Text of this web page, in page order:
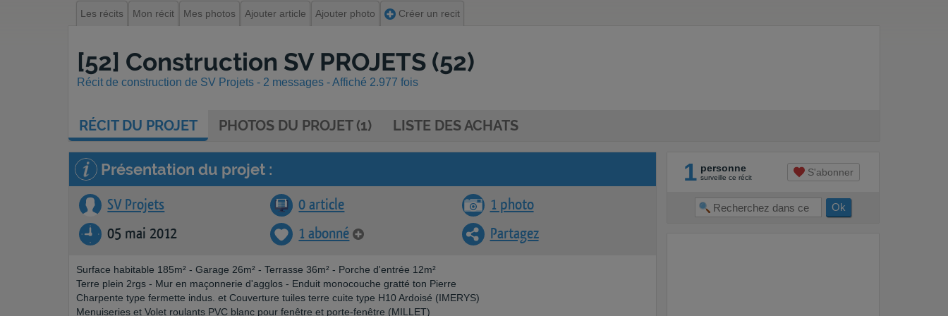
Les récits Mon récit Mes photos Ajouter article Ajouter photo Créer un recit
[52] Construction SV PROJETS (52)
Récit de construction de SV Projets - 2 messages - Affiché 2.977 fois
RÉCITDU PROJET PHOTOS DU PROJET (1) LISTE DES ACHATS
Présentation du projet :
SV Projets 0 article
1 photo
05 mai 2012
1 abonné Partagez
Surface habitable 185m² - Garage 26m² - Terrasse 36m² - Porche d'entrée 12m²
Terre plein 2rgs - Mur en maçonnerie d'agglos - Enduit monocouche gratté ton Pierre
Charpente type fermette indus. et Couverture tuiles terre cuite type H10 Ardoisé (IMERYS)
Menuiseries et Volet roulants PVC blanc pour fenêtre et porte-fenêtre (MILLET)
1 personne
surveille ce récit S'abonner